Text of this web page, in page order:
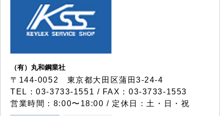
（有）丸和鋼業社
〒144-0052 東京都大田区蒲田3-24-4
TEL：03-3733-1551 / FAX：03-3733-1553
営業時間：8:00〜18:00 / 定休日：土・日・祝